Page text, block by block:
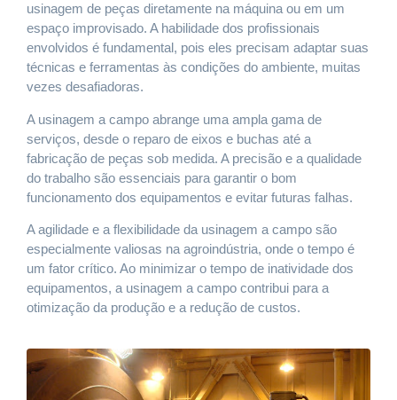
usinagem de peças diretamente na máquina ou em um
espaço improvisado. A habilidade dos profissionais
envolvidos é fundamental, pois eles precisam adaptar suas
técnicas e ferramentas às condições do ambiente, muitas
vezes desafiadoras.
A usinagem a campo abrange uma ampla gama de
serviços, desde o reparo de eixos e buchas até a
fabricação de peças sob medida. A precisão e a qualidade
do trabalho são essenciais para garantir o bom
funcionamento dos equipamentos e evitar futuras falhas.
A agilidade e a flexibilidade da usinagem a campo são
especialmente valiosas na agroindústria, onde o tempo é
um fator crítico. Ao minimizar o tempo de inatividade dos
equipamentos, a usinagem a campo contribui para a
otimização da produção e a redução de custos.